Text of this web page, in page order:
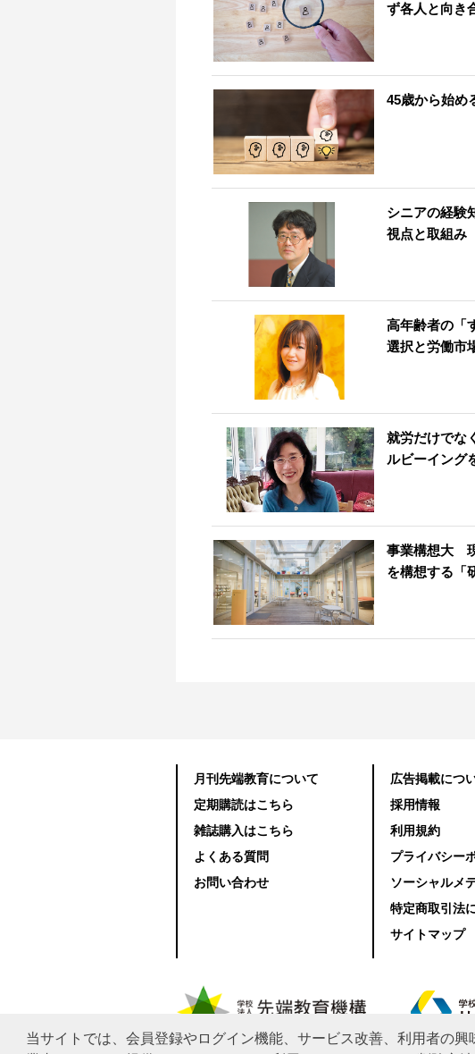
当サイトでは、会員登録やログイン機能、サービス改善、利用者の
ず各人と向き
45歳から始め
シニアの経験
視点と取組み
高年齢者の「
選択と労働市
就労だけでな
ルビーイング
事業構想大
を構想する「
月刊先端教育について
定期購読はこちら
雑誌購入はこちら
よくある質問
お問い合わせ
広告掲載につ
採用情報
利用規約
プライバシー
ソーシャルメ
特定商取引法
サイトマップ